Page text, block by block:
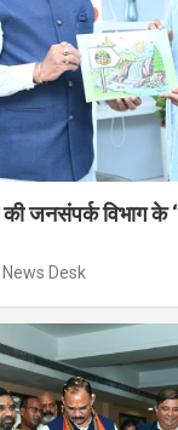
जनसंपर्क विभाग के
News Desk